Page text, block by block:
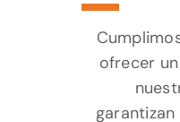
ofrecer